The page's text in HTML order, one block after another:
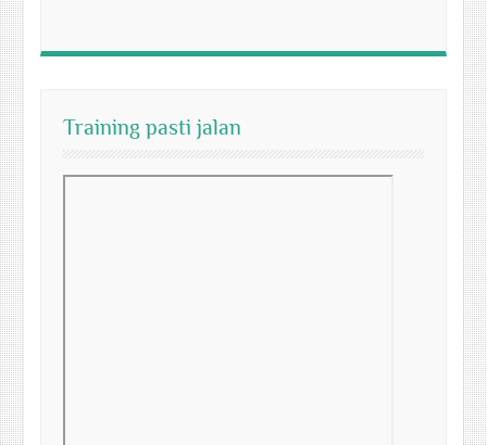
Training pasti jalan